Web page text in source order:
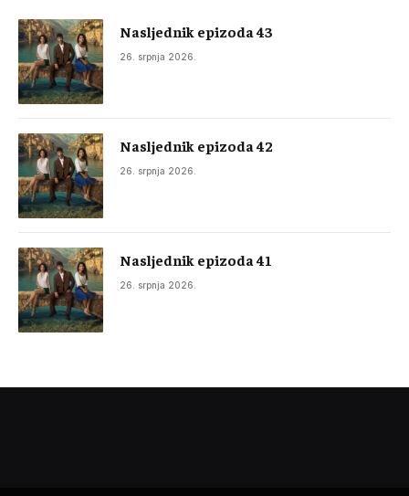
Nasljednik epizoda 43
26. srpnja 2026.
Nasljednik epizoda 42
26. srpnja 2026.
Nasljednik epizoda 41
26. srpnja 2026.